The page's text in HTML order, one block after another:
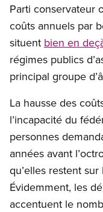
Parti conservateur
coûts annuels par
situent bien en
régimes publics
principal groupe
La hausse des
l’incapacité du
personnes
années avant
qu’elles restent
Évidemment, les
accentuent le